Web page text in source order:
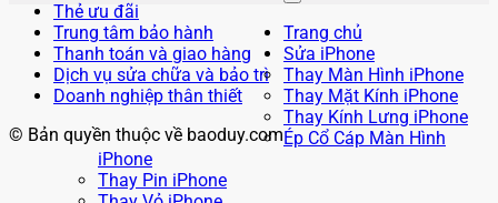
Thẻ ưu đãi
Trung tâm bảo hành
Thanh toán và giao hàng
Dịch vụ sửa chữa và bảo trì
Doanh nghiệp thân thiết
© Bản quyền thuộc về baoduy.com
Trang chủ
Sửa iPhone
Thay Màn Hình iPhone
Thay Mặt Kính iPhone
Thay Kính Lưng iPhone
Ép Cổ Cáp Màn Hình
iPhone
Thay Pin iPhone